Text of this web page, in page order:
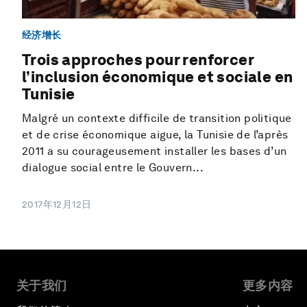
经济增长
Trois approches pour renforcer
l’inclusion économique et sociale en
Tunisie
Malgré un contexte difficile de transition politique
et de crise économique aigue, la Tunisie de l’après
2011 a su courageusement installer les bases d’un
dialogue social entre le Gouvern...
2017年12月12日
关于我们 更多内容